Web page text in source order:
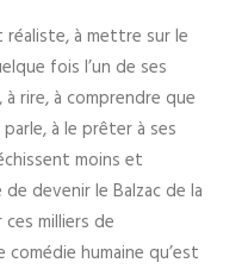
à mettre sur le
fois l’un de ses
rire, à comprendre que
à le prêter à ses
moins et
devenir le Balzac de la
milliers de
humaine qu’est